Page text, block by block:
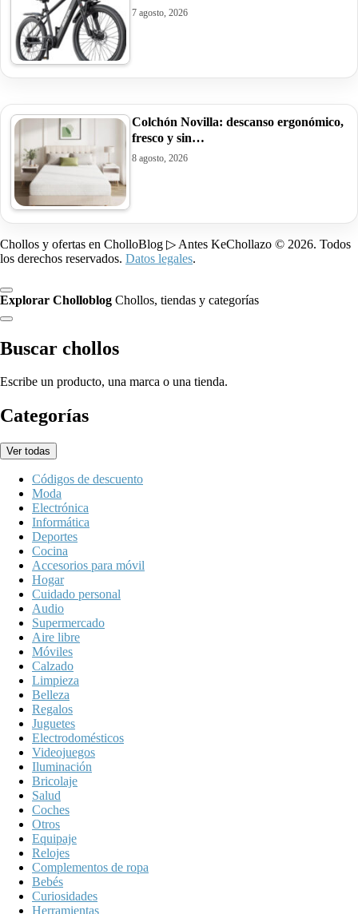
7 agosto, 2026
Colchón Novilla: descanso ergonómico,
fresco y sin…
8 agosto, 2026
Chollos y ofertas en CholloBlog ▷ Antes KeChollazo © 2026. Todos
los derechos reservados. Datos legales.
Explorar Cholloblog Chollos, tiendas y categorías
Buscar chollos
Escribe un producto, una marca o una tienda.
Categorías
Ver todas
Códigos de descuento
Moda
Electrónica
Informática
Deportes
Cocina
Accesorios para móvil
Hogar
Cuidado personal
Audio
Supermercado
Aire libre
Móviles
Calzado
Limpieza
Belleza
Regalos
Juguetes
Electrodomésticos
Videojuegos
Iluminación
Bricolaje
Salud
Coches
Otros
Equipaje
Relojes
Complementos de ropa
Bebés
Curiosidades
Herramientas